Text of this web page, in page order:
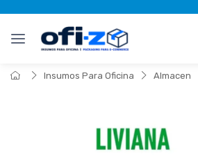
Insumos Para Oficina Almacen